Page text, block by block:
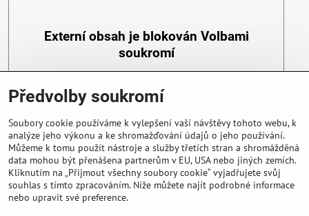
Externí obsah je blokován Volbami
soukromí
Přejete si načíst externí obsah?
Povolit a zapamatovat - souhlas s druhem cookie:
Funkční
Předvolby soukromí
Soubory cookie používáme k vylepšení vaší návštěvy tohoto webu, k
analýze jeho výkonu a ke shromažďování údajů o jeho používání.
Můžeme k tomu použít nástroje a služby třetích stran a shromážděná
data mohou být přenášena partnerům v EU, USA nebo jiných zemích.
Kliknutím na „Přijmout všechny soubory cookie“ vyjadřujete svůj
souhlas s tímto zpracováním. Níže můžete najít podrobné informace
nebo upravit své preference.